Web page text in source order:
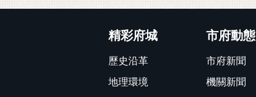
精彩府城
歷史沿革
地理環境
市府動態
市府新聞
機關新聞